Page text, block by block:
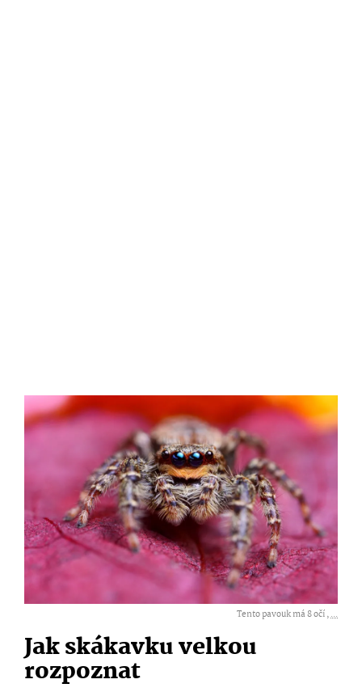
Tento pavouk má 8 očí ,...
Jak skákavku velkou
rozpoznat